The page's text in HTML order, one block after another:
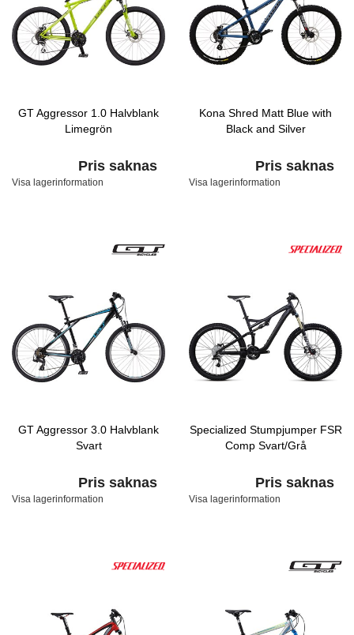
GT Aggressor 1.0 Halvblank
Limegrön
Pris saknas
Visa lagerinformation
Kona Shred Matt Blue with
Black and Silver
Pris saknas
Visa lagerinformation
GT Aggressor 3.0 Halvblank
Svart
Pris saknas
Visa lagerinformation
Specialized Stumpjumper FSR
Comp Svart/Grå
Pris saknas
Visa lagerinformation